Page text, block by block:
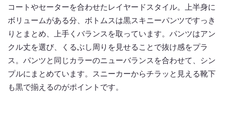
コートやセーターを合わせたレイヤードスタイル。上半身に
ボリュームがある分、ボトムスは黒スキニーパンツですっき
りとまとめ、上手くバランスを取っています。パンツはアン
クル丈を選び、くるぶし周りを見せることで抜け感をプラ
ス。パンツと同じカラーのニューバランスを合わせて、シン
プルにまとめています。スニーカーからチラッと見える靴下
も黒で揃えるのがポイントです。